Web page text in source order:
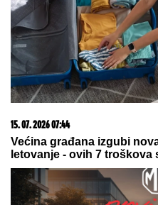
BORA
BIZNIS ZA
Pored
mu kaplje